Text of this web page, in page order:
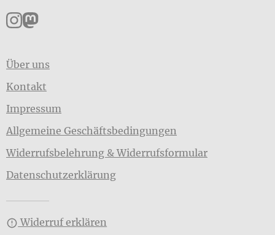
Pankpress auf Instagram
Pankpress auf Mastodon
Über uns
Kontakt
Impressum
Allgemeine Geschäftsbedingungen
Widerrufsbelehrung & Widerrufsformular
Datenschutzerklärung
Widerruf erklären